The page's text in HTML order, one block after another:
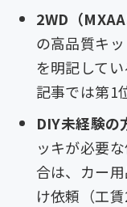
2WD（
の高品質キ
を明記して
記事では第1
DIY未経験の
ッキが必要
合は、カー
け依頼（工